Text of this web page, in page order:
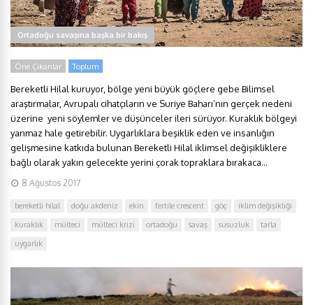
Ortadoğu savaşına başka bir bakış
Öne Çıkanlar Toplum
Bereketli Hilal kuruyor, bölge yeni büyük göçlere gebe Bilimsel
araştırmalar, Avrupalı cihatçıların ve Suriye Baharı’nın gerçek nedeni
üzerine yeni söylemler ve düşünceler ileri sürüyor. Kuraklık bölgeyi
yanmaz hale getirebilir. Uygarlıklara beşiklik eden ve insanlığın
gelişmesine katkıda bulunan Bereketli Hilal iklimsel değişikliklere
bağlı olarak yakın gelecekte yerini çorak topraklara bırakaca...
8 Ağustos 2017
bereketli hilal doğu akdeniz ekin fertile crescent göç
iklim değişikliği
kuraklık
mülteci mülteci krizi ortadoğu savaş susuzluk
tarla
uygarlık